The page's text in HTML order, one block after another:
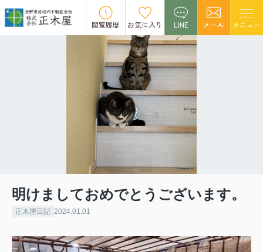
閲覧履歴 お気に入り LINE メール メニュー
明けましておめでとうございます。
正木屋日記 2024.01.01